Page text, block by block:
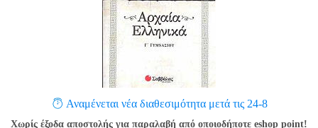
Αναμένεται νέα διαθεσιμότητα μετά τις 24-8
Χωρίς έξοδα αποστολής για παραλαβή από οποιοδήποτε eshop point!